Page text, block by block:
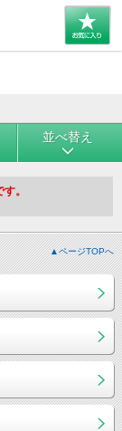
並べ替え
。
▲ページTOPへ